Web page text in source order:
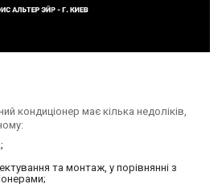
кондиціонер має кілька недоліків,
та монтаж, у порівнянні з